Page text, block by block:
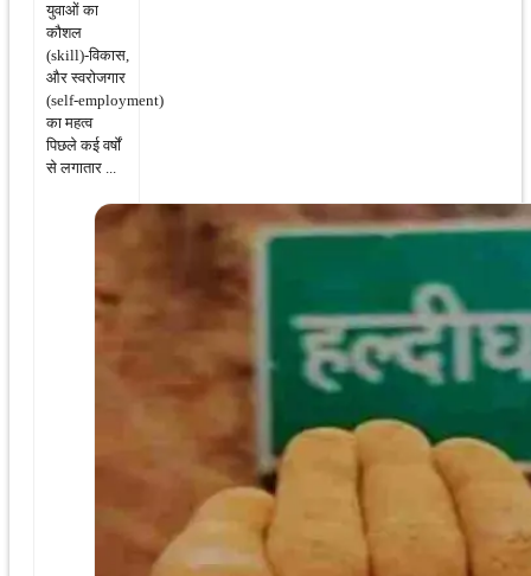
युवाओं का
कौशल
(skill)‑विकास,
और स्वरोजगार
(self‑employment)
का महत्व
पिछले कई वर्षों
से लगातार ...